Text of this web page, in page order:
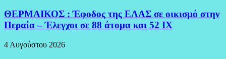
ΘΕΡΜΑΙΚΟΣ : Έφοδος της ΕΛΑΣ σε οικισμό στην
Περαία – Έλεγχοι σε 88 άτομα και 52 ΙΧ
4 Αυγούστου 2026